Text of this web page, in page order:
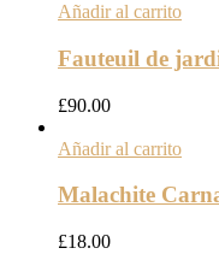
Añadir al carrito
Fauteuil de
£90.00
Añadir al carrito
Malachite
£18.00